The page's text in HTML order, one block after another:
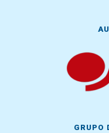
GRUPO